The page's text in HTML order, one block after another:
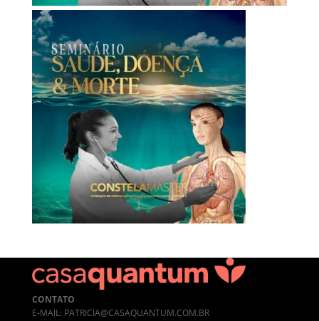
CONTATO
E-MAIL: PATRICIA@CASAQUANTUM.COM.BR